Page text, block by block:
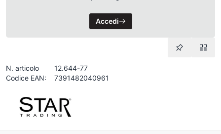
Accedi
N. articolo
12.644-77
Codice EAN:
7391482040961